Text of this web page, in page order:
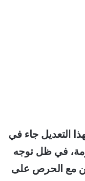
التعديل جاء في
في ظل توجه
مع الحرص على